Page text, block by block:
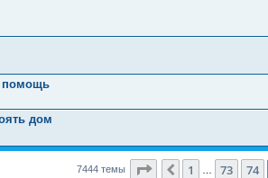
помощь
дом
7444 темы Страница 75из 149
Пред.
1 73 74